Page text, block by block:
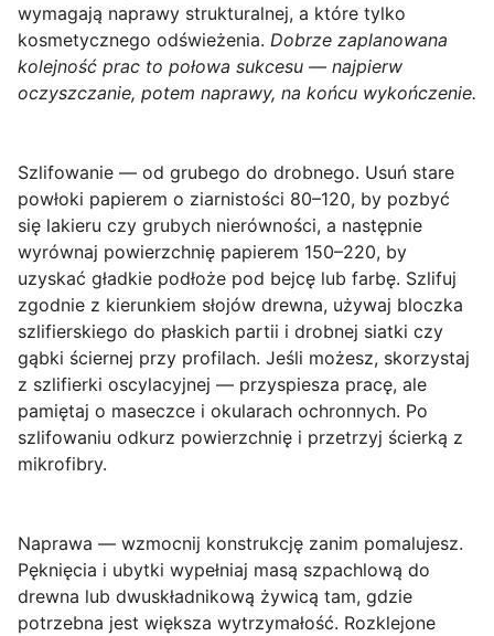
wymagają naprawy strukturalnej, a które tylko
kosmetycznego odświeżenia. Dobrze zaplanowana
kolejność prac to połowa sukcesu — najpierw
oczyszczanie, potem naprawy, na końcu wykończenie.
Szlifowanie — od grubego do drobnego. Usuń stare
powłoki papierem o ziarnistości 80–120, by pozbyć
się lakieru czy grubych nierówności, a następnie
wyrównaj powierzchnię papierem 150–220, by
uzyskać gładkie podłoże pod bejcę lub farbę. Szlifuj
zgodnie z kierunkiem słojów drewna, używaj bloczka
szlifierskiego do płaskich partii i drobnej siatki czy
gąbki ściernej przy profilach. Jeśli możesz, skorzystaj
z szlifierki oscylacyjnej — przyspiesza pracę, ale
pamiętaj o maseczce i okularach ochronnych. Po
szlifowaniu odkurz powierzchnię i przetrzyj ścierką z
mikrofibry.
Naprawa — wzmocnij konstrukcję zanim pomalujesz.
Pęknięcia i ubytki wypełniaj masą szpachlową do
drewna lub dwuskładnikową żywicą tam, gdzie
potrzebna jest większa wytrzymałość. Rozklejone